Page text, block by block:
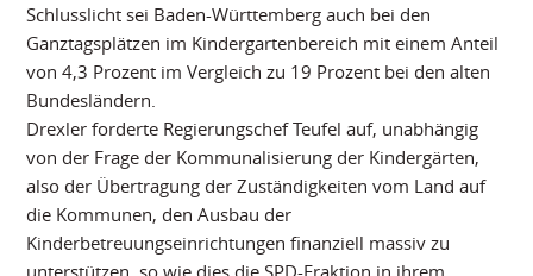
Schlusslicht sei Baden-Württemberg auch bei den
Ganztagsplätzen im Kindergartenbereich mit einem Anteil
von 4,3 Prozent im Vergleich zu 19 Prozent bei den alten
Bundesländern.
Drexler forderte Regierungschef Teufel auf, unabhängig
von der Frage der Kommunalisierung der Kindergärten,
also der Übertragung der Zuständigkeiten vom Land auf
die Kommunen, den Ausbau der
Kinderbetreuungseinrichtungen finanziell massiv zu